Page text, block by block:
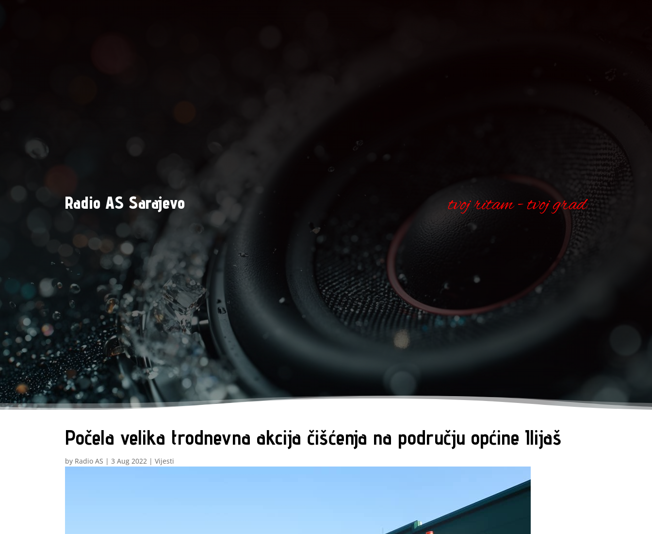
Radio AS Sarajevo tvoj ritam - tvoj grad
Počela velika trodnevna akcija čišćenja na području općine Ilijaš
by Radio AS |3 Aug 2022 |Vijesti